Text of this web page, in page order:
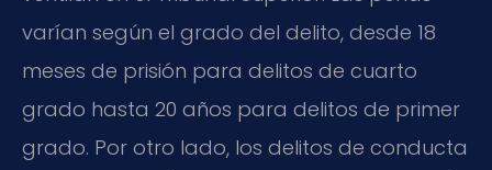
varían según el grado del delito, desde 18
meses de prisión para delitos de cuarto
grado hasta 20 años para delitos de primer
grado. Por otro lado, los delitos de conducta